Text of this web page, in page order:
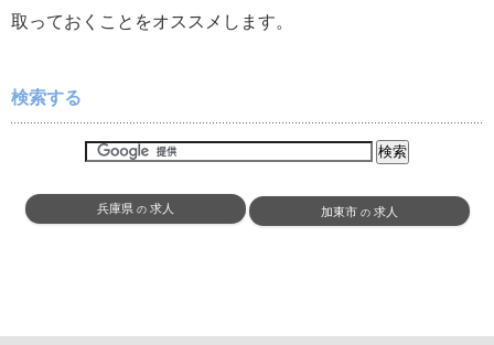
取っておくことをオススメします。
検索する
兵庫県の 求人 加東市の 求人